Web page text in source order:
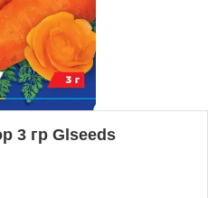
3 гр Glseeds